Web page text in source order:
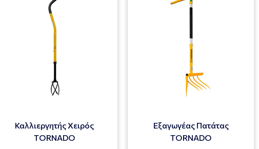
Καλλιεργητής Χειρός
TORNADO
Εξαγωγέας Πατάτας
TORNADO